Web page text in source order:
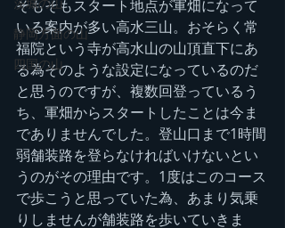
静岡方面の山
四国の山
そもそもスタート地点が軍畑になって
いる案内が多い高水三山。おそらく常
福院という寺が高水山の山頂直下にあ
る為そのような設定になっているのだ
と思うのですが、複数回登っているう
ち、軍畑からスタートしたことは今ま
でありませんでした。登山口まで1時間
弱舗装路を登らなければいけないとい
うのがその理由です。1度はこのコース
で歩こうと思っていた為、あまり気乗
りしませんが舗装路を歩いていきま